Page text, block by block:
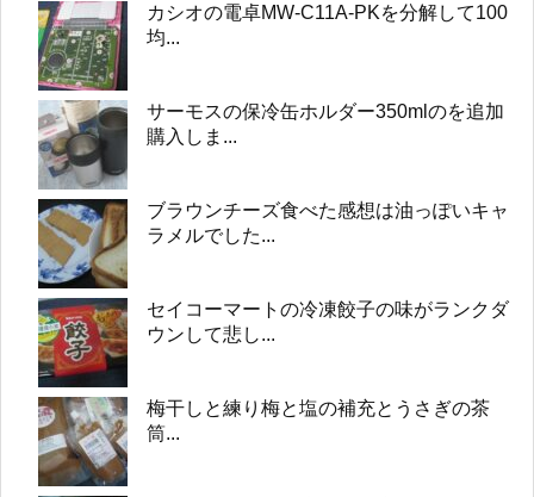
カシオの電卓MW-C11A-PKを分解して100
均...
サーモスの保冷缶ホルダー350mlのを追加
購入しま...
ブラウンチーズ食べた感想は油っぽいキャ
ラメルでした...
セイコーマートの冷凍餃子の味がランクダ
ウンして悲し...
梅干しと練り梅と塩の補充とうさぎの茶
筒...